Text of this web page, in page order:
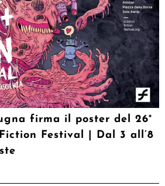
firma il poster del 26°
Festival | Dal 3 all’8